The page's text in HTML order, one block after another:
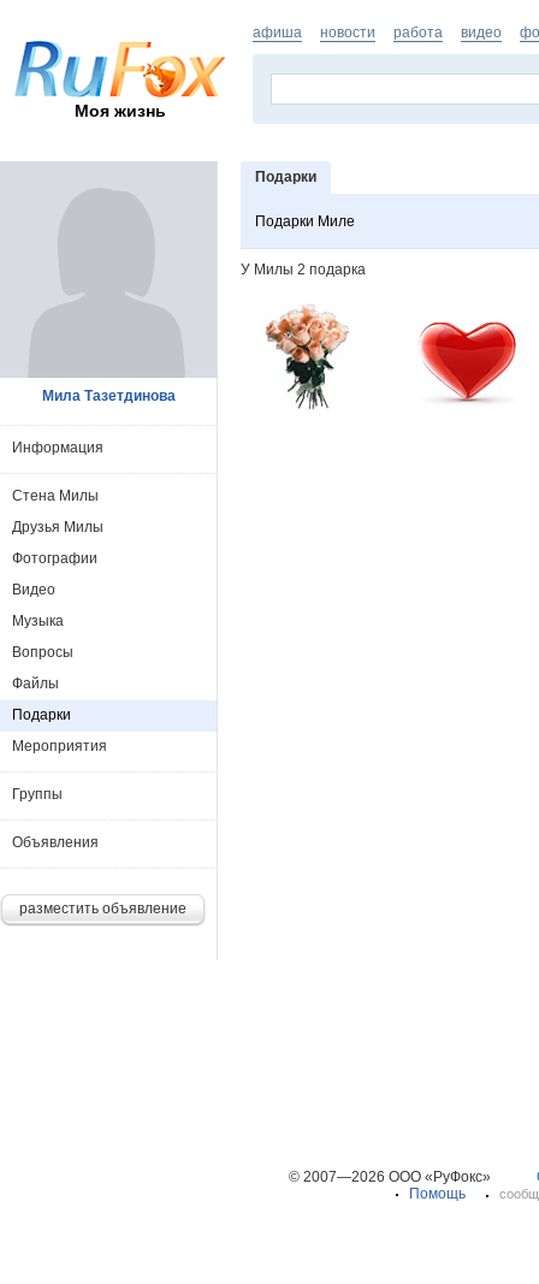
Моя жизнь
афиша новости работа видео
Подарки
Подарки Миле
У Милы 2 подарка
Мила Тазетдинова
Информация
Стена Милы
Друзья Милы
Фотографии
Видео
Музыка
Вопросы
Файлы
Подарки
Мероприятия
Группы
Объявления
разместить объявление
© 2007—2026 ООО «РуФокс»
Помощь